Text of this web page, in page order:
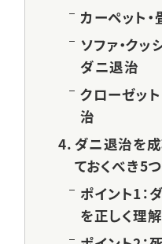
カーペット
ソファ・クッ
ダニ退治
クローゼッ
治
ダニ退治を
ておくべき5
ポイント1：
を正しく理